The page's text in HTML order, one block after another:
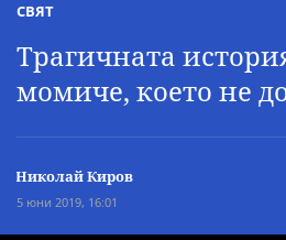
СВЯТ
Трагичната
момиче, което не
Николай Киров
5 юни 2019, 16:01